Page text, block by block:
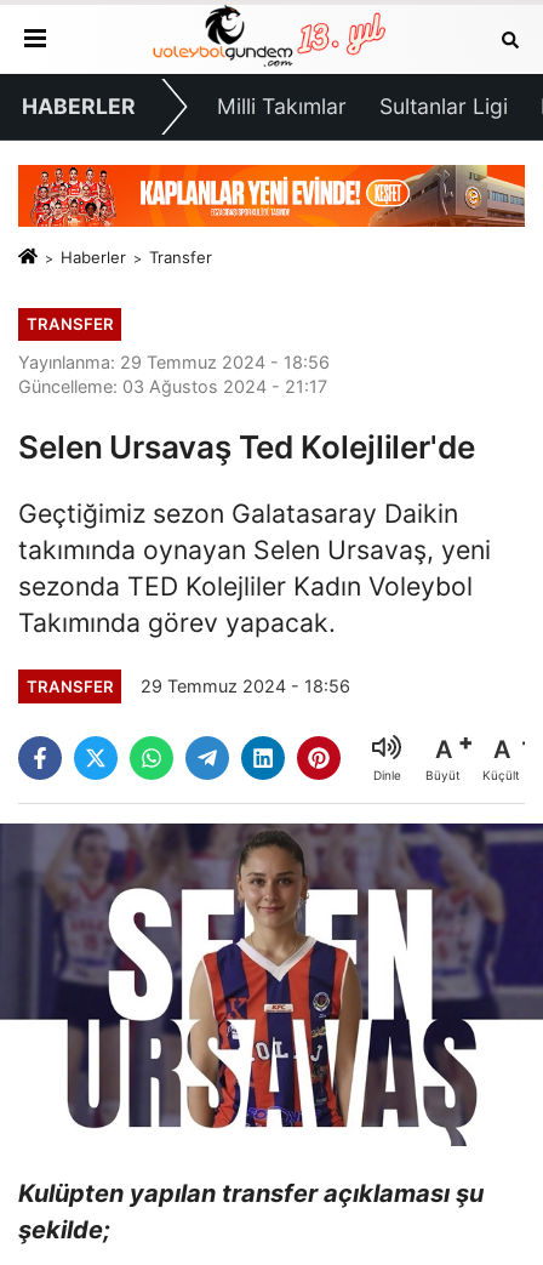
HABERLER Milli Takımlar Sultanlar Ligi
Haberler Transfer
TRANSFER
Yayınlanma: 29 Temmuz 2024 - 18:56
Güncelleme: 03 Ağustos 2024 - 21:17
Selen Ursavaş Ted Kolejliler'de
Geçtiğimiz sezon Galatasaray Daikin
takımında oynayan Selen Ursavaş, yeni
sezonda TED Kolejliler Kadın Voleybol
Takımında görev yapacak.
TRANSFER 29 Temmuz 2024 - 18:56
Dinle
A
Büyüt
A
Küçült
Kulüpten yapılan transfer açıklaması şu
şekilde;